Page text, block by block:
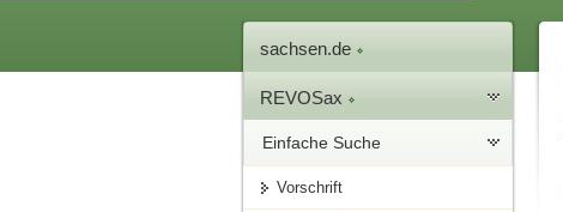
sachsen.de
REVOSax
Einfache Suche
Vorschrift